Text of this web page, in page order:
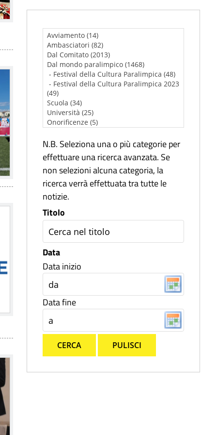
N.B. Seleziona una o più categorie per
effettuare una ricerca avanzata. Se
non selezioni alcuna categoria, la
ricerca verrà effettuata tra tutte le
notizie.
Titolo
Data
Data inizio
Data fine
CERCA PULISCI